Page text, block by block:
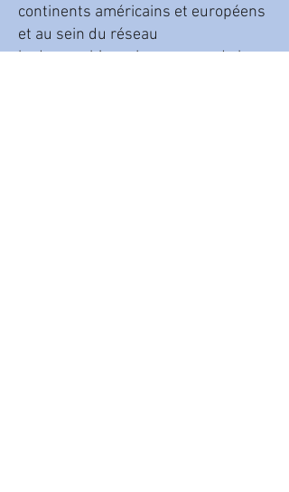
continents américains et européens
et au sein du réseau
hydrographique. Les causes de la